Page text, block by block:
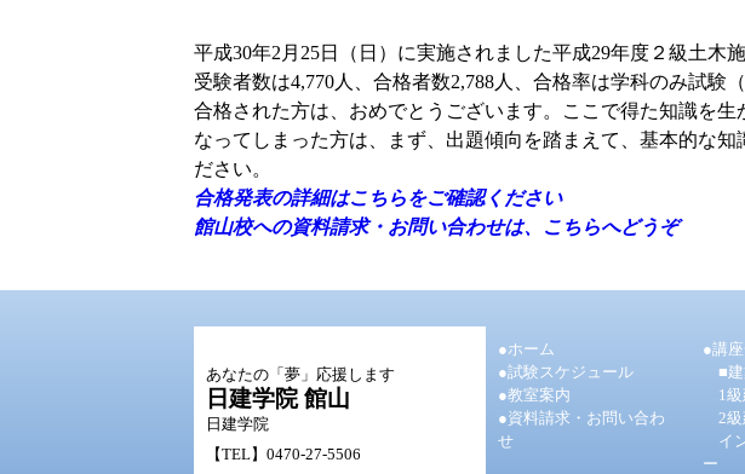
平成30年2月25日（日）に実施されました平成29年度２級土木施
受験者数は4,770人、合格者数2,788人、合格率は学科のみ試験
合格された方は、おめでとうございます。ここで得た知識を
なってしまった方は、まず、出題傾向を踏まえて、基本的な
ださい。
合格発表の詳細はこちらをご確認ください
館山校への資料請求・お問い合わせは、こちらへどうぞ
あなたの「夢」応援します
日建学院 館山
日建学院
【TEL】 0470-27-5506
●ホーム
●試験スケジュール
●教室案内
●資料請求・お問い合わ
せ
●講
■建
1
2
イ
ー